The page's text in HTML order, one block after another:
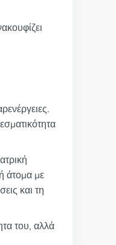
άτομα με
και τη
του, αλλά